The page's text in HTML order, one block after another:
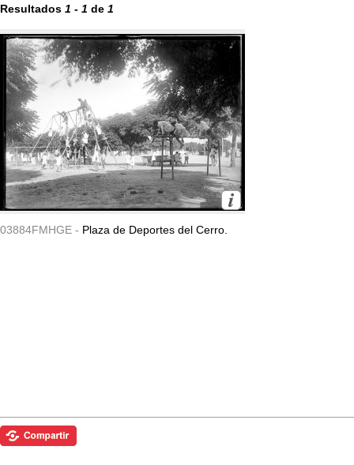
Resultados 1 - 1 de 1
03884FMHGE - Plaza de Deportes del Cerro.